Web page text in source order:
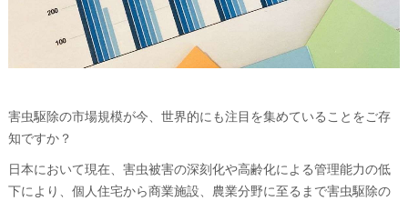
害虫駆除の市場規模が今、世界的にも注目を集めていることをご存
知ですか？
日本において現在、害虫被害の深刻化や高齢化による管理能力の低
下により、個人住宅から商業施設、農業分野に至るまで害虫駆除の